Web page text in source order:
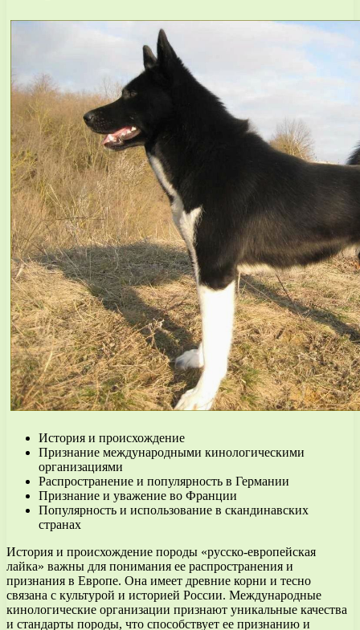
История и происхождение
Признание международными кинологическими
организациями
Распространение и популярность в Германии
Признание и уважение во Франции
Популярность и использование в скандинавских
странах
История и происхождение породы «русско-европейская
лайка» важны для понимания ее распространения и
признания в Европе. Она имеет древние корни и тесно
связана с культурой и историей России. Международные
кинологические организации признают уникальные качества
и стандарты породы, что способствует ее признанию и